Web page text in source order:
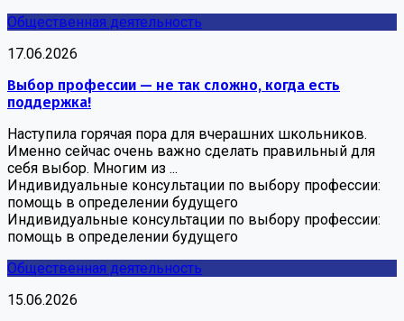
Общественная деятельность
17.06.2026
Выбор профессии — не так сложно, когда есть
поддержка!
Наступила горячая пора для вчерашних школьников.
Именно сейчас очень важно сделать правильный для
себя выбор. Многим из ...
Индивидуальные консультации по выбору профессии:
помощь в определении будущего
Индивидуальные консультации по выбору профессии:
помощь в определении будущего
Общественная деятельность
15.06.2026